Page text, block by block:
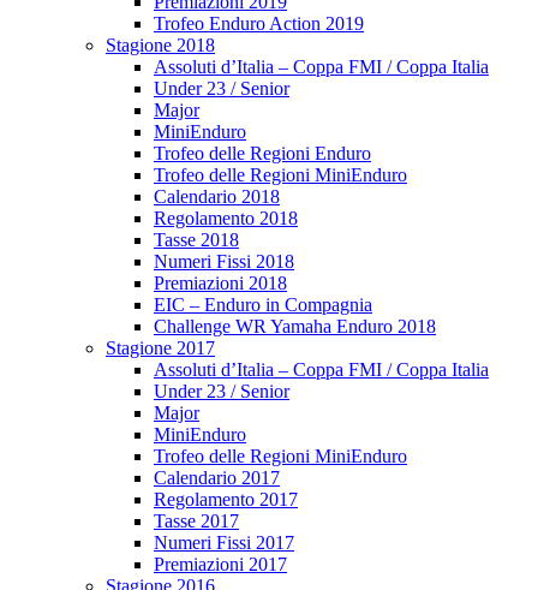
Trofeo Enduro Action 2019
Stagione 2018
Assoluti d’Italia – Coppa FMI / Coppa Italia
Under 23 / Senior
Major
MiniEnduro
Trofeo delle Regioni Enduro
Trofeo delle Regioni MiniEnduro
Calendario 2018
Regolamento 2018
Tasse 2018
Numeri Fissi 2018
Premiazioni 2018
EIC – Enduro in Compagnia
Challenge WR Yamaha Enduro 2018
Stagione 2017
Assoluti d’Italia – Coppa FMI / Coppa Italia
Under 23 / Senior
Major
MiniEnduro
Trofeo delle Regioni MiniEnduro
Calendario 2017
Regolamento 2017
Tasse 2017
Numeri Fissi 2017
Premiazioni 2017
Stagione 2016